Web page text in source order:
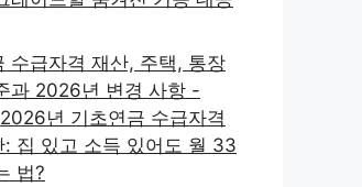
수급자격 재산, 주택, 통장
과 2026년 변경 사항 -
2026년 기초연금 수급자격
: 집 있고 소득 있어도 월 33
법?